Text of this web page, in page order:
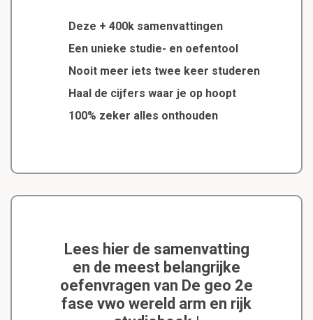
Deze + 400k samenvattingen
Een unieke studie- en oefentool
Nooit meer iets twee keer studeren
Haal de cijfers waar je op hoopt
100% zeker alles onthouden
Lees hier de samenvatting
en de meest belangrijke
oefenvragen van De geo 2e
fase vwo wereld arm en rijk